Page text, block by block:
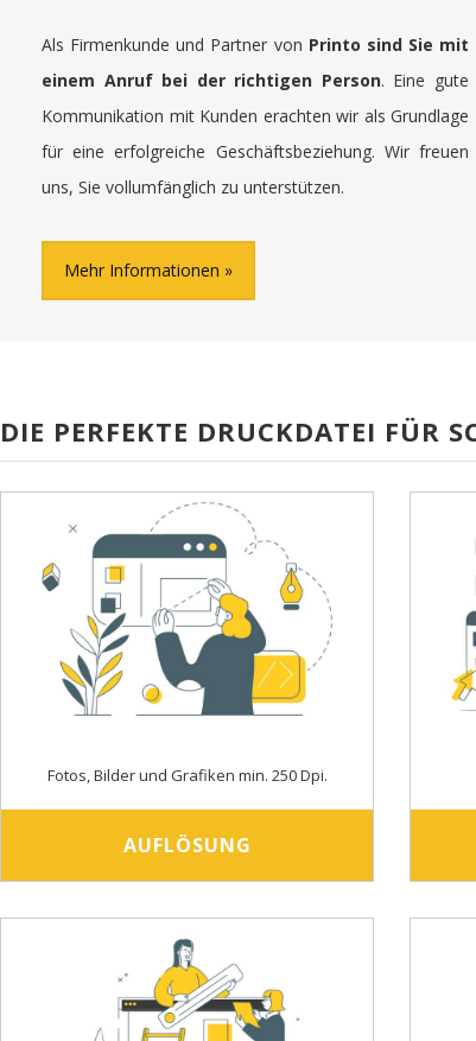
Als Firmenkunde und Partner von Printo sind Sie mit
einem Anruf bei der richtigen Person. Eine gute
Kommunikation mit Kunden erachten wir als Grundlage
für eine erfolgreiche Geschäftsbeziehung. Wir freuen
uns, Sie vollumfänglich zu unterstützen.
Mehr Informationen
DIE PERFEKTE DRUCKDATEI FÜR
Fotos, Bilder und Grafiken min. 250 Dpi.
AUFLÖSUNG